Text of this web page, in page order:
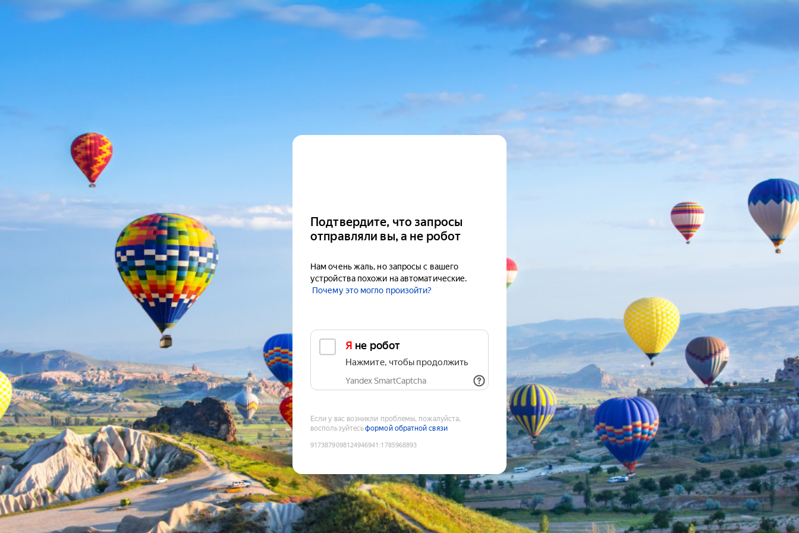
Подтвердите, что запросы
отправляли вы, а не робот
Нам очень жаль, но запросы с вашего
устройства похожи на автоматические.
Почему это могло произойти?
Я не робот
Нажмите, чтобы продолжить
Yandex SmartCaptcha
Если у вас возникли проблемы, пожалуйста,
воспользуйтесьформой обратной связи
9173879098124946941 :1785968893